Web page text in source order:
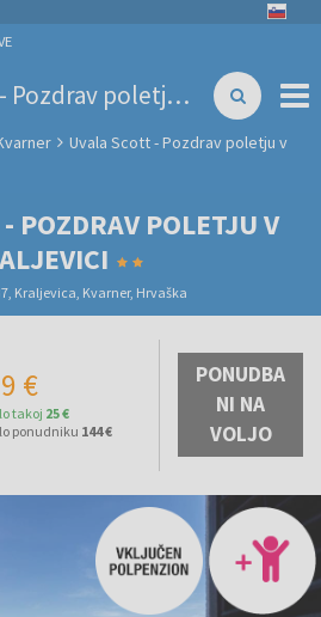
Uvala Scott - Pozdrav poletju v Kraljevici
Uvala Scott - Pozdrav poletju v
POZDRAV POLETJU V
Kraljevica, Kvarner, Hrvaška
€
takoj 25 €
ponudniku 144 €
PONUDBA
NI NA
VOLJO